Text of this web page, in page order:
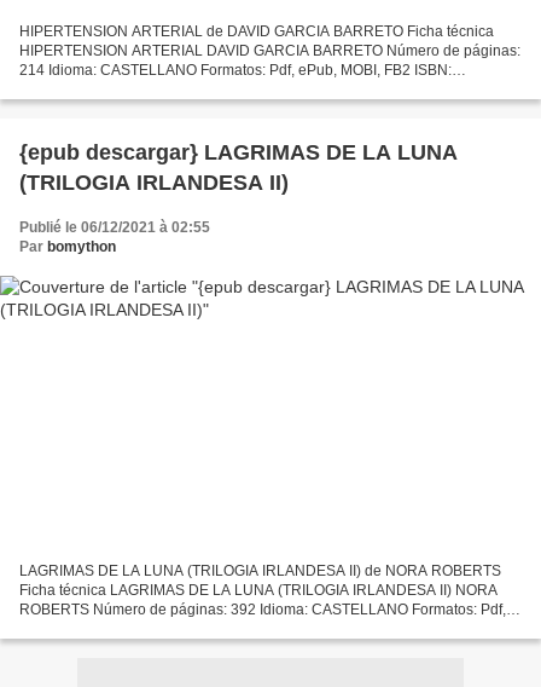
HIPERTENSION ARTERIAL de DAVID GARCIA BARRETO Ficha técnica
HIPERTENSION ARTERIAL DAVID GARCIA BARRETO Número de páginas:
214 Idioma: CASTELLANO Formatos: Pdf, ePub, MOBI, FB2 ISBN:
ESPAÑA Año...
{epub descargar} LAGRIMAS DE LA LUNA
(TRILOGIA IRLANDESA II)
Publié le 06/12/2021 à 02:55
Par bomython
LAGRIMAS DE LA LUNA (TRILOGIA IRLANDESA II) de NORA ROBERTS
Ficha técnica LAGRIMAS DE LA LUNA (TRILOGIA IRLANDESA II) NORA
ROBERTS Número de páginas: 392 Idioma: CASTELLANO Formatos: Pdf,